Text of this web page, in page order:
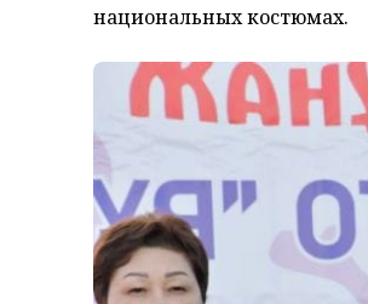
национальных костюмах.